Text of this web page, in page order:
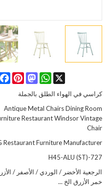
Pinterest
Mastodon
WhatsApp X
كراسي في الهواء الطلق بالجملة
Antique Metal Chairs Dining Room
Restaurant Windsor Vintage
Chair
Restaurant Furniture Manufacturer
727-H45-ALU (ST)
الرجعية الأخضر / الوردي / الأصفر /
خمر الأزرق الخ ...